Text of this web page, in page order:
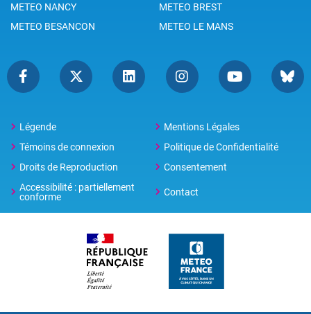
METEO NANCY
METEO BREST
METEO BESANCON
METEO LE MANS
Légende
Mentions Légales
Témoins de connexion
Politique de Confidentialité
Droits de Reproduction
Consentement
Accessibilité : partiellement
conforme
Contact